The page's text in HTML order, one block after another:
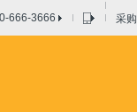
666-3666 采